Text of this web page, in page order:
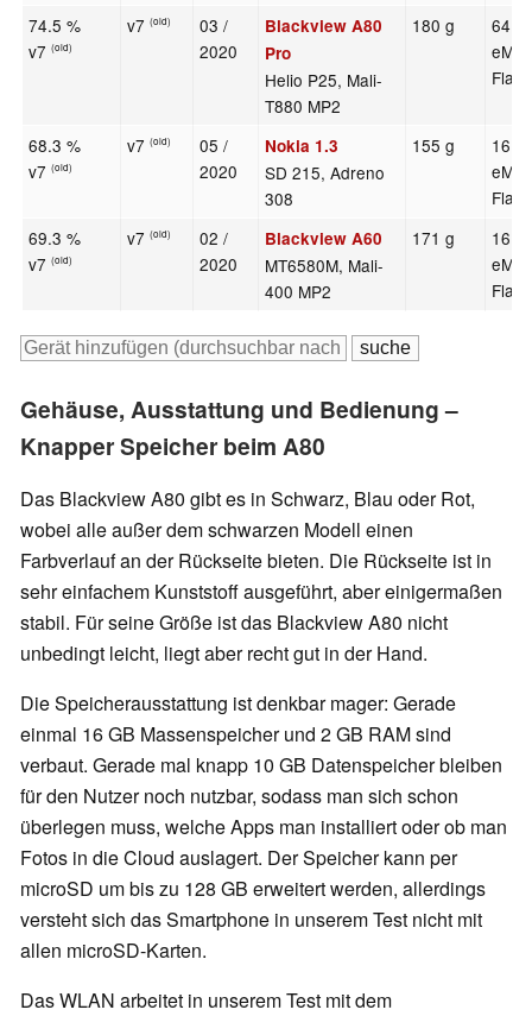
74.5 %
v7(old)
v7(old)
03 /
2020
Blackview A80
Pro
Helio P25, Mali-
T880 MP2
180 g
64
Flash
68.3 %
v7(old)
v7(old)
05 /
2020
Nokia 1.3
SD 215, Adreno
308
155 g
16
Flash
69.3 %
v7(old)
v7(old)
02 /
2020
Blackview A60
MT6580M, Mali-
400 MP2
171 g
16
Flash
Gehäuse, Ausstattung und Bedienung –
Knapper Speicher beim A80
Das Blackview A80 gibt es in Schwarz, Blau oder Rot,
wobei alle außer dem schwarzen Modell einen
Farbverlauf an der Rückseite bieten. Die Rückseite ist in
sehr einfachem Kunststoff ausgeführt, aber einigermaßen
stabil. Für seine Größe ist das Blackview A80 nicht
unbedingt leicht, liegt aber recht gut in der Hand.
Die Speicherausstattung ist denkbar mager: Gerade
einmal 16 GB Massenspeicher und 2 GB RAM sind
verbaut. Gerade mal knapp 10 GB Datenspeicher bleiben
für den Nutzer noch nutzbar, sodass man sich schon
überlegen muss, welche Apps man installiert oder ob man
Fotos in die Cloud auslagert. Der Speicher kann per
microSD um bis zu 128 GB erweitert werden, allerdings
versteht sich das Smartphone in unserem Test nicht mit
allen microSD-Karten.
Das WLAN arbeitet in unserem Test mit dem